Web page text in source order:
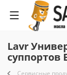
Lavr
суппортов
Сервисные